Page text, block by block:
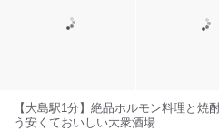
【大島駅1分】絶品ホルモン料理と
う安くておいしい大衆酒場